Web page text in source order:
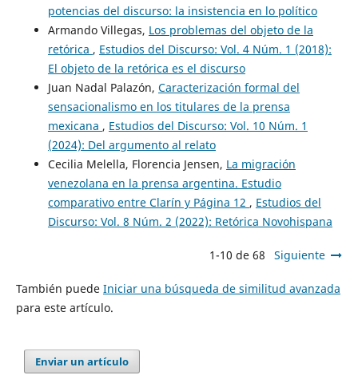
potencias del discurso: la insistencia en lo político
Armando Villegas, Los problemas del objeto de la
retórica , Estudios del Discurso: Vol. 4 Núm. 1 (2018):
El objeto de la retórica es el discurso
Juan Nadal Palazón, Caracterización formal del
sensacionalismo en los titulares de la prensa
mexicana , Estudios del Discurso: Vol. 10 Núm. 1
(2024): Del argumento al relato
Cecilia Melella, Florencia Jensen, La migración
venezolana en la prensa argentina. Estudio
comparativo entre Clarín y Página 12 , Estudios del
Discurso: Vol. 8 Núm. 2 (2022): Retórica Novohispana
1-10 de 68 Siguiente
También puede Iniciar una búsqueda de similitud avanzada
para este artículo.
Enviar un artículo